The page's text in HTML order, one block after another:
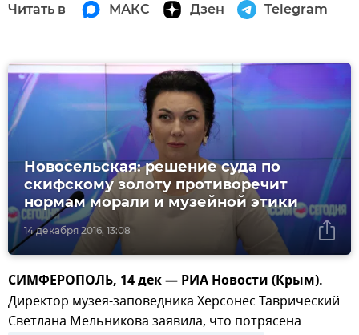
Читать в МАКС Дзен Telegram
14 декабря 2016, 13:08
Новосельская: решение суда по
скифскому золоту противоречит
нормам морали и музейной этики
СИМФЕРОПОЛЬ, 14 дек — РИА Новости (Крым).
Директор музея-заповедника Херсонес Таврический
Светлана Мельникова заявила, что потрясена